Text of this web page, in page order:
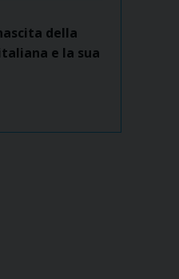
della
e la sua